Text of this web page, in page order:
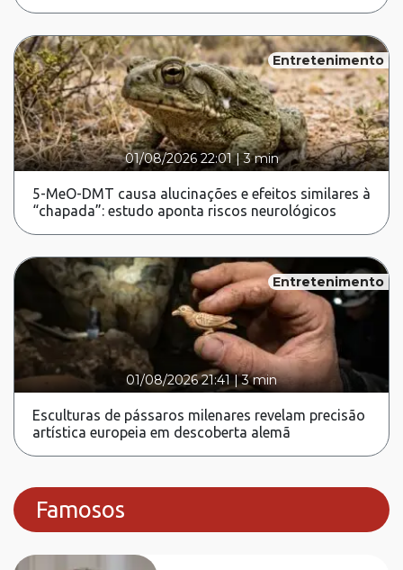
Entretenimento
01/08/2026 22:01|3 min
5-MeO-DMT causa alucinações e efeitos similares à
“chapada”: estudo aponta riscos neurológicos
Entretenimento
01/08/2026 21:41 |3 min
Esculturas de pássaros milenares revelam precisão
artística europeia em descoberta alemã
Famosos